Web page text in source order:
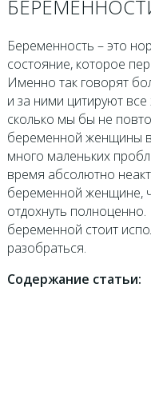
Беременность – это
состояние, которое
Именно так говорят
и за ними цитируют
сколько мы бы не
беременной женщины
много маленьких
время абсолютно
беременной женщине,
отдохнуть
беременной стоит
разобраться.
Содержание статьи: